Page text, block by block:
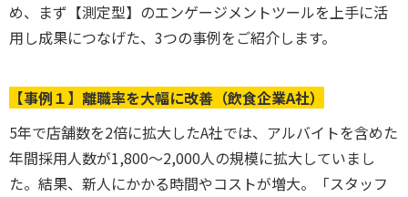
め、まず【測定型】のエンゲージメントツールを上手に活
用し成果につなげた、3つの事例をご紹介します。
【事例１】離職率を大幅に改善 （飲食企業A社）
5年で店舗数を2倍に拡大したA社では、アルバイトを含めた
年間採用人数が1,800～2,000人の規模に拡大していまし
た。結果、新人にかかる時間やコストが増大。「スタッフ